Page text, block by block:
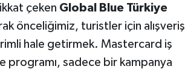
çeken Global Blue Türkiye
önceliğimiz, turistler için alışveriş
hale getirmek. Mastercard iş
sadece bir kampanya